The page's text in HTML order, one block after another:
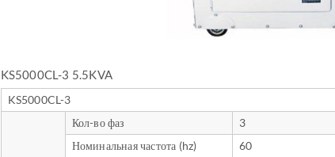
KS5000CL-3 5.5KVA
KS5000CL-3
Кол-во фаз
3
Номинальная частота (hz)
60